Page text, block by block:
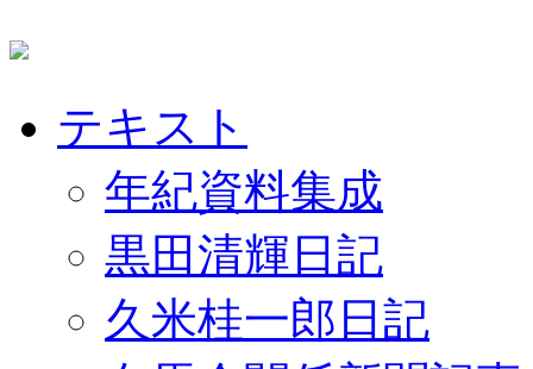
テキスト
年紀資料集成
黒田清輝日記
久米桂一郎日記